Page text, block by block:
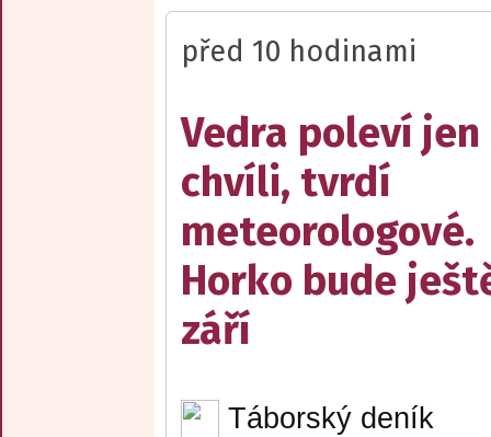
před 10 hodinami
Vedra poleví jen
chvíli, tvrdí
meteorologové.
Horko bude
září
Táborský deník